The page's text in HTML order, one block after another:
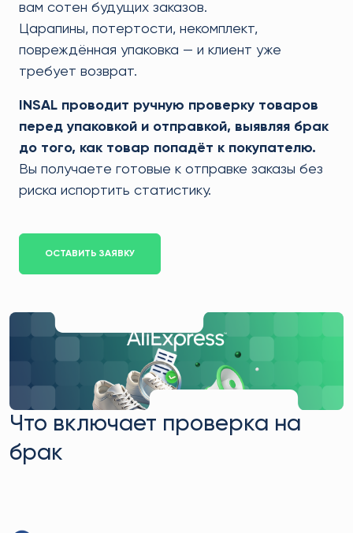
вам сотен будущих заказов.
Царапины, потертости, некомплект,
повреждённая упаковка — и клиент уже
требует возврат.
INSAL проводит ручную проверку товаров
перед упаковкой и отправкой, выявляя брак
до того, как товар попадёт к покупателю.
Вы получаете готовые к отправке заказы без
риска испортить статистику.
ОСТАВИТЬ ЗАЯВКУ
Что включает проверка на
брак